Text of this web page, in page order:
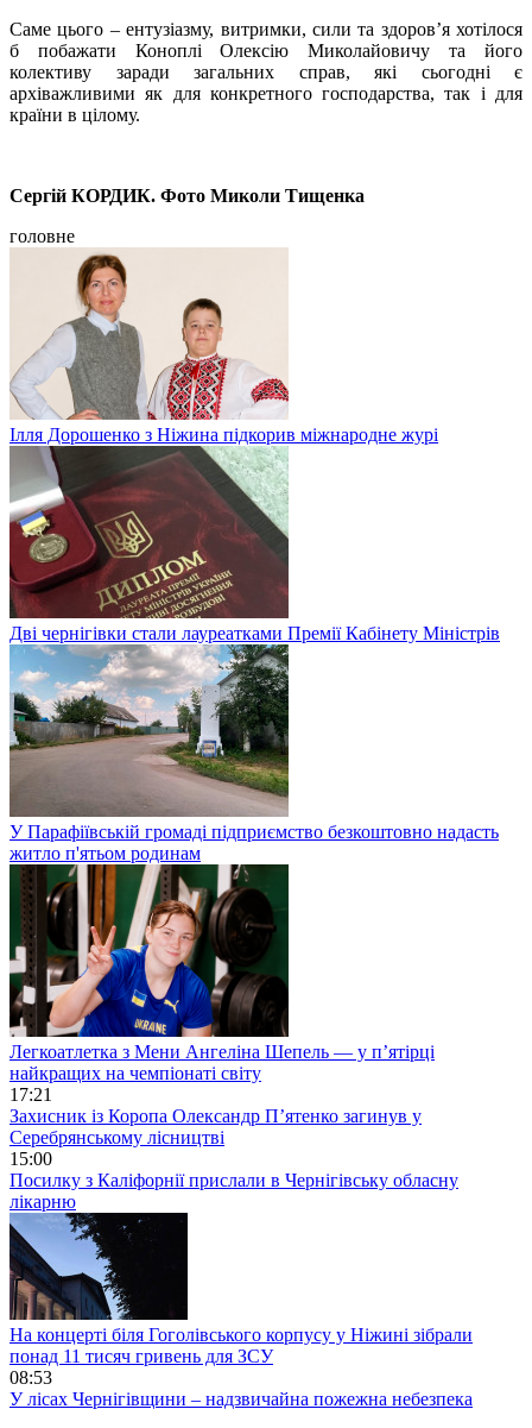
Саме цього – ентузіазму, витримки, сили та здоров’я хотілося
б побажати Коноплі Олексію Миколайовичу та його
колективу заради загальних справ, які сьогодні є
архіважливими як для конкретного господарства, так і для
країни в цілому.
Сергій КОРДИК. Фото Миколи Тищенка
головне
Ілля Дорошенко з Ніжина підкорив міжнародне журі
Дві чернігівки стали лауреатками Премії Кабінету Міністрів
У Парафіївській громаді підприємство безкоштовно надасть
житло п'ятьом родинам
Легкоатлетка з Мени Ангеліна Шепель — у п’ятірці
найкращих на чемпіонаті світу
17:21
Захисник із Коропа Олександр П’ятенко загинув у
Серебрянському лісництві
15:00
Посилку з Каліфорнії прислали в Чернігівську обласну
лікарню
На концерті біля Гоголівського корпусу у Ніжині зібрали
понад 11 тисяч гривень для ЗСУ
08:53
У лісах Чернігівщини – надзвичайна пожежна небезпека